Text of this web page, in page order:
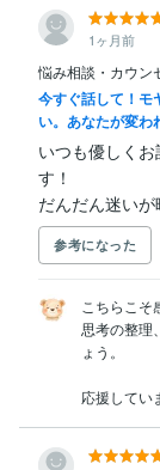
1ヶ月前
悩み相談・カウン
今すぐ話して！
い。あなたが変わ
いつも優しく
す！
だんだん迷いが
参考になった
こちらこそ
思考の整理
ょう。
応援してい